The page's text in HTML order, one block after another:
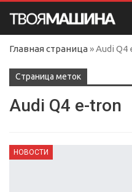
Главная страница »Audi Q4
Cтраница меток
Audi Q4 e-tron
НОВОСТИ